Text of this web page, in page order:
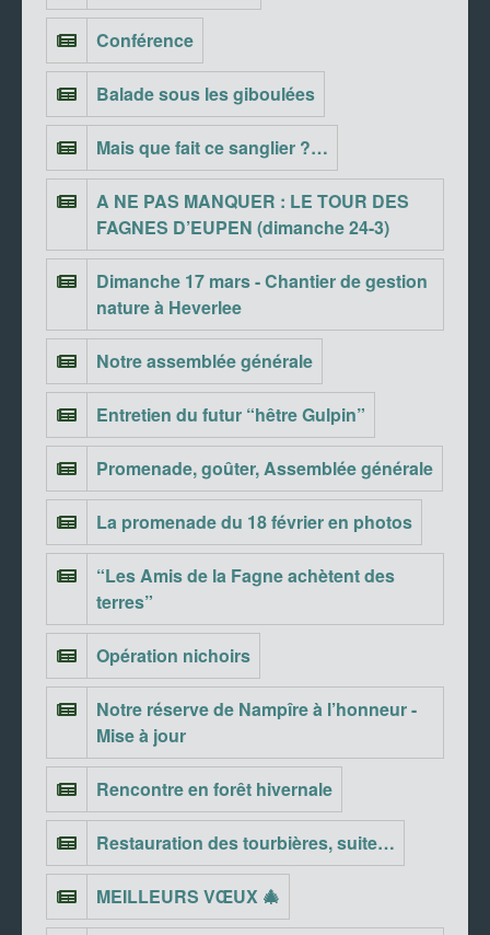
Conférence
Balade sous les giboulées
Mais que fait ce sanglier ?…
A NE PAS MANQUER : LE TOUR DES
FAGNES D’EUPEN (dimanche 24-3)
Dimanche 17 mars - Chantier de gestion
nature à Heverlee
Notre assemblée générale
Entretien du futur “hêtre Gulpin”
Promenade, goûter, Assemblée générale
La promenade du 18 février en photos
“Les Amis de la Fagne achètent des
terres”
Opération nichoirs
Notre réserve de Nampîre à l’honneur -
Mise à jour
Rencontre en forêt hivernale
Restauration des tourbières, suite…
MEILLEURS VŒUX 🎄